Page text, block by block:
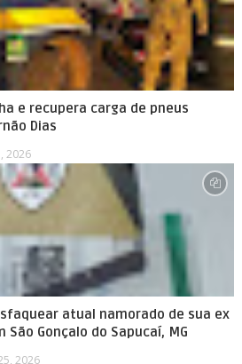
e recupera carga de pneus
Dias
2026
atual namorado de sua ex
São Gonçalo do Sapucaí, MG
2026